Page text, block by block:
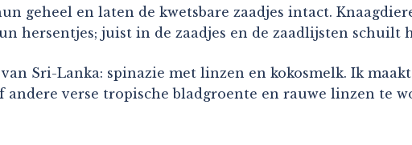
geheel en laten de kwetsbare zaadjes intact.
hersentjes; juist in de zaadjes en de zaadlijsten schuilt
Sri-Lanka: spinazie met linzen en kokosmelk. Ik
verse tropische bladgroente en rauwe linzen te